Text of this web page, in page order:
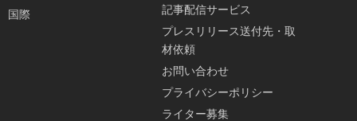
国際
記事配信サービス
プレスリリース送付先・取
材依頼
お問い合わせ
プライバシーポリシー
ライター募集